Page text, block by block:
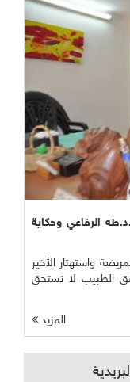
...د.طه الرفاعي وحكاية
واستهتار الأخير
الطبيب لا تستحق
المزيد